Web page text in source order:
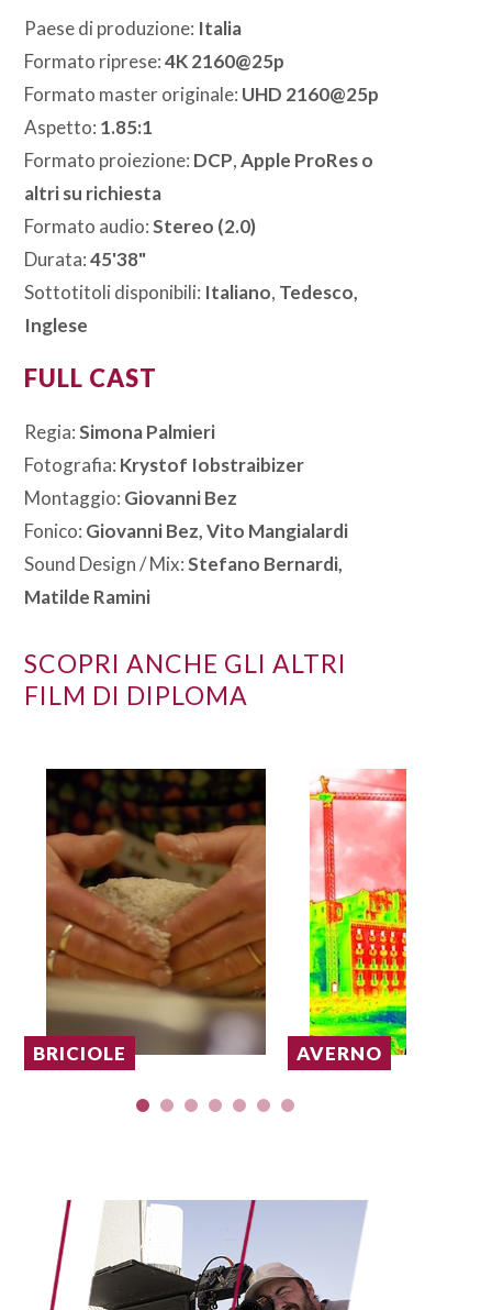
Paese di produzione: Italia
Formato riprese:4K 2160@25p
Formato master originale: UHD 2160@25p
Aspetto: 1.85:1
Formato proiezione: DCP,Apple ProRes o
altri su richiesta
Formato audio:Stereo (2.0)
Durata:45'38"
Sottotitoli disponibili: Italiano, Tedesco,
Inglese
FULL CAST
Regia:Simona Palmieri
Fotografia: Krystof Iobstraibizer
Montaggio: Giovanni Bez
Fonico: Giovanni Bez, Vito Mangialardi
Sound Design / Mix:Stefano Bernardi,
Matilde Ramini
SCOPRI ANCHE GLI ALTRI
FILM DI DIPLOMA
BRICIOLE AVERNO